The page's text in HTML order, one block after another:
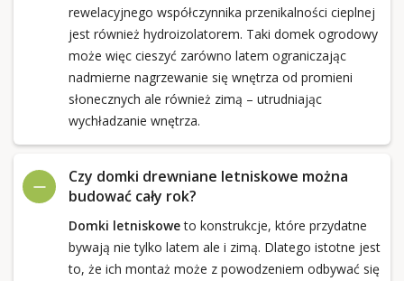
rewelacyjnego współczynnika przenikalności cieplnej
jest również hydroizolatorem. Taki domek ogrodowy
może więc cieszyć zarówno latem ograniczając
nadmierne nagrzewanie się wnętrza od promieni
słonecznych ale również zimą – utrudniając
wychładzanie wnętrza.
Czy domki drewniane letniskowe można
budować cały rok?
Domki letniskoweto konstrukcje, które przydatne
bywają nie tylko latem ale i zimą. Dlatego istotne jest
to, że ich montaż może z powodzeniem odbywać się